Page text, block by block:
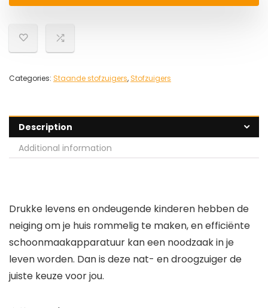
Categories: Staande stofzuigers, Stofzuigers
Description
Additional information
Drukke levens en ondeugende kinderen hebben de
neiging om je huis rommelig te maken, en efficiënte
schoonmaakapparatuur kan een noodzaak in je
leven worden. Dan is deze nat- en droogzuiger de
juiste keuze voor jou.